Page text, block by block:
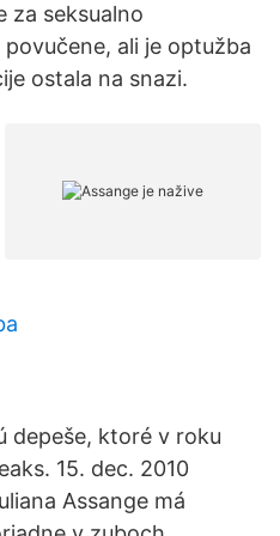
za seksualno
ali je optužba
ostala na snazi.
depeše, ktoré v roku
15. dec. 2010
Assange má